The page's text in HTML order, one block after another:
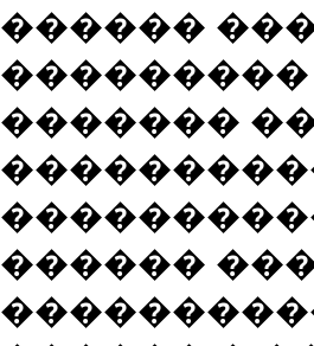
������
�������
������